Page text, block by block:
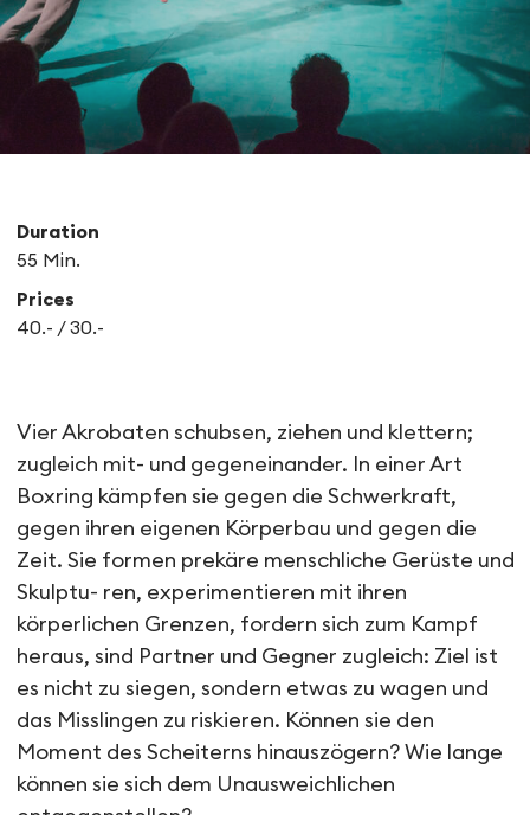
Face Nord
Vier Akrobaten schubsen, ziehen und klettern;
zugleich mit- und gegeneinander. In einer Art
Boxring kämpfen sie gegen die Schwerkraft,
gegen ihren eigenen Körperbau und gegen die
Zeit. Sie formen prekäre menschliche Gerüste und
Skulptu- ren, experimentieren mit ihren
körperlichen Grenzen, fordern sich zum Kampf
heraus, sind Partner und Gegner zugleich: Ziel ist
es nicht zu siegen, sondern etwas zu wagen und
das Misslingen zu riskieren. Können sie den
Moment des Scheiterns hinauszögern? Wie lange
können sie sich dem Unausweichlichen
Duration
55 Min.
Prices
40.- / 30.-